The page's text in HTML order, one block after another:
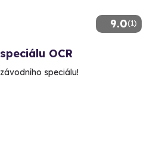
9.0(1)
OCR
speciálu!